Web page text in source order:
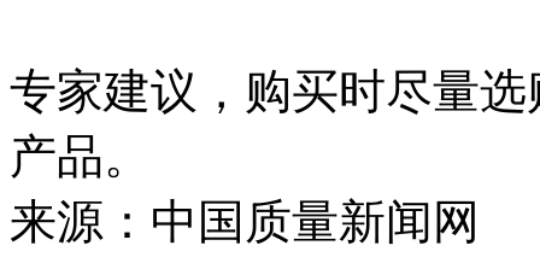
专家建议，购买时尽量
产品。
来源：中国质量新闻网